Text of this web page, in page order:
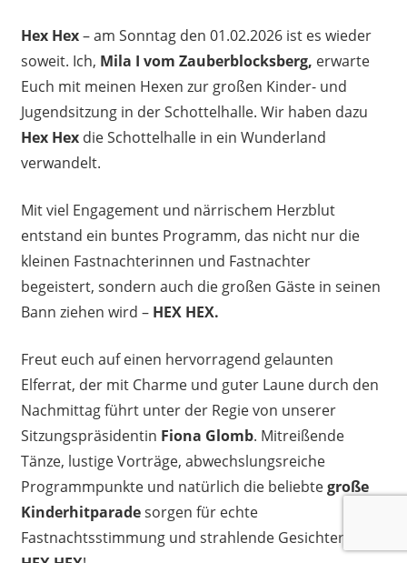
Hex Hex– am Sonntag den 01.02.2026 ist es wieder
soweit. Ich, Mila I vom Zauberblocksberg, erwarte
Euch mit meinen Hexen zur großen Kinder- und
Jugendsitzung in der Schottelhalle. Wir haben dazu
Hex Hexdie Schottelhalle in ein Wunderland
verwandelt.
Mit viel Engagement und närrischem Herzblut
entstand ein buntes Programm, das nicht nur die
kleinen Fastnachterinnen und Fastnachter
begeistert, sondern auch die großen Gäste in seinen
Bann ziehen wird – HEX HEX.
Freut euch auf einen hervorragend gelaunten
Elferrat, der mit Charme und guter Laune durch den
Nachmittag führt unter der Regie von unserer
Sitzungspräsidentin Fiona Glomb. Mitreißende
Tänze, lustige Vorträge, abwechslungsreiche
Programmpunkte und natürlich die beliebtegroße
Kinderhitparadesorgen für echte
Fastnachtsstimmung und strahlende Gesichter –